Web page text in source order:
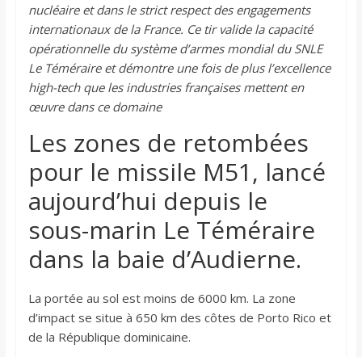
nucléaire et dans le strict respect des engagements
internationaux de la France. Ce tir valide la capacité
opérationnelle du système d’armes mondial du SNLE
Le Téméraire et démontre une fois de plus l’excellence
high-tech que les industries françaises mettent en
œuvre dans ce domaine
Les zones de retombées
pour le missile M51, lancé
aujourd’hui depuis le
sous-marin Le Téméraire
dans la baie d’Audierne.
La portée au sol est moins de 6000 km. La zone
d’impact se situe à 650 km des côtes de Porto Rico et
de la République dominicaine.